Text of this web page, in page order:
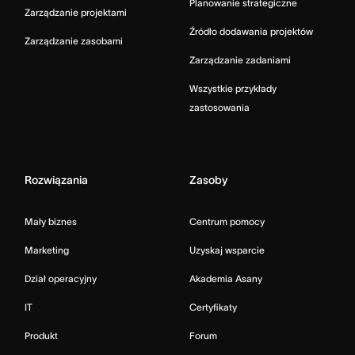
Zarządzanie projektami
Zarządzanie zasobami
Planowanie strategiczne
Źródło dodawania projektów
Zarządzanie zadaniami
Wszystkie przykłady
zastosowania
Rozwiązania
Mały biznes
Marketing
Dział operacyjny
IT
Produkt
Zasoby
Centrum pomocy
Uzyskaj wsparcie
Akademia Asany
Certyfikaty
Forum